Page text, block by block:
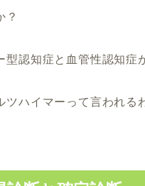
？
型認知症と血管性認知症
ツハイマーって言われる